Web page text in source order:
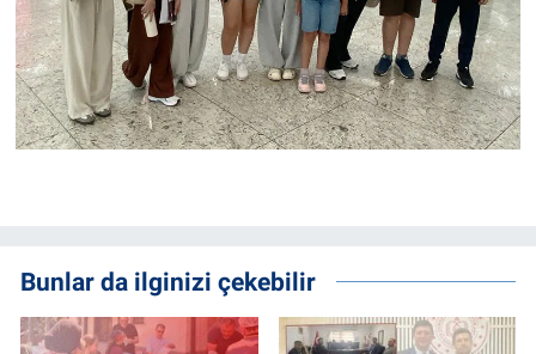
Bunlar da ilginizi çekebilir